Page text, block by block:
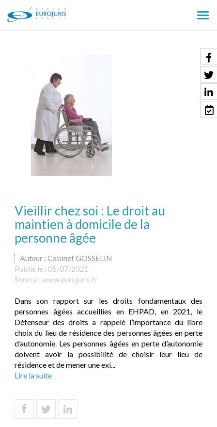
le
Vieillir chez soi : Le droit au
maintien à domicile de la
personne âgée
Auteur : Cabinet GOSSELIN
Publié le : 05/07/2021
Source : www.eurojuris.fr
Dans son rapport sur les droits fondamentaux des
personnes âgées accueillies en EHPAD, en 2021, le
Défenseur des droits a rappelé l’importance du libre
choix du lieu de résidence des personnes âgées en perte
d’autonomie. Les personnes âgées en perte d’autonomie
doivent avoir la possibilité de choisir leur lieu de
résidence et de mener une exi...
Lire la suite